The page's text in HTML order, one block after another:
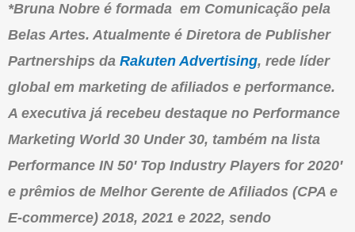
*Bruna Nobre é formada em Comunicação pela
Belas Artes. Atualmente é Diretora de Publisher
Partnerships da Rakuten Advertising, rede líder
global em marketing de afiliados e performance.
A executiva já recebeu destaque no Performance
Marketing World 30 Under 30, também na lista
Performance IN 50′ Top Industry Players for 2020′
e prêmios de Melhor Gerente de Afiliados (CPA e
E-commerce) 2018, 2021 e 2022, sendo